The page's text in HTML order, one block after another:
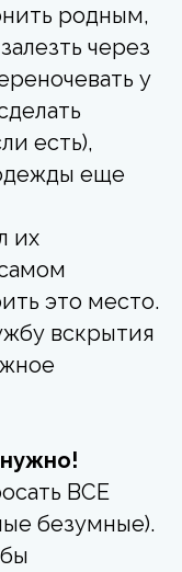
родным,
через
у
есть),
еще
их
это место.
вскрытия
ВСЕ
безумные).